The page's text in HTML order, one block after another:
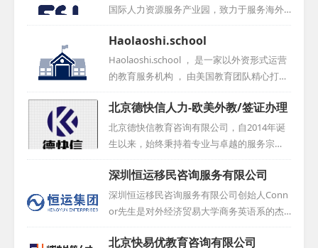
务。多年来，我们成功为国内众多学校及机
构输送了大批优秀外籍教师，积累了丰富的
选聘经验。在外教培养与管理方面，我们采
用卓有成效的方法，并推动国内外基础教育
实验项目在各校的实施，赢得了学校的广泛
信赖与支持。我们积极促进中西方教育与文
化的交流，助力其健康发展。如今，我们已
在广州、佛山、深圳、长沙、西安、成都等
全国多地提供外教服务，期待...
国际人力资源服务产业园，致力于服务海外
教育人才与国内教学机构，搭建起国际化的
桥梁。我们拥有一支专业的引才团队，他们
不仅注重外教的整体素质，更在选拔过程中
严格把关，确保外教水平达到高标准。我们
的目标，是减轻用才机构的用人压力，降低
用人风险，让每一位合作伙伴都能安心、放
心。作为一家靠谱的外教中介机构，我们始
终坚守诚信、专业、高效的服务宗旨，努力
为各方创造更多的价值。山东海德，愿与您
携手共创美好未来，共同书写国际教育的华
章！...
Haolaoshi.school
Haolaoshi.school ， 是一家以外资形式运营
的教育服务机构 ， 由美国教育团队精心打造
， 总部位于香港 。 其主要业务聚焦于协助中
国学校招聘外籍教师 ， 以充分满足教学需求
。 此外 ， 为更好地服务外籍教师 ， 公司在
重庆设立了分支机构 ， 提供全方位的支持 。
线上平台Haolaoshi . school的推出 ， 旨在为
求职者呈现众多权威工作机会的同时 ， 还提
供TEFL证书培训服务 。 该公司运营模式类似
猎头公司 ， 旨在确保外教符合学校各项要求
西...
北京德快信人力-欧美外教/签证办理
北京德快信教育咨询有限公司，自2014年诞
生以来，始终秉持着专业与卓越的服务宗
旨。公司前身是北京博然智学教育科技有限
公司，经过岁月的洗礼与业务的不断拓展，
最终蜕变成为如今的名字——北京德快信教
育咨询有限公司。这家公司致力于成为一家
引领行业的优质聘外方案服务商，以深厚的
行业经验和专业的服务团队，为广大客户提
深圳恒运移民咨询服务有限公司
深圳恒运移民咨询服务有限公司创始人Conn
or先生是对外经济贸易大学商务英语系的杰
出人才，在涉外业务方面积累了丰富经验，
从对外贸易起家，奠定了公司在国际贸易领
北京快易优教育咨询有限公司